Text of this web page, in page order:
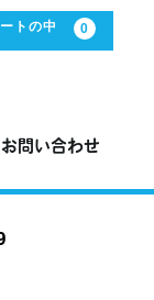
トの中 0
お問い合わせ